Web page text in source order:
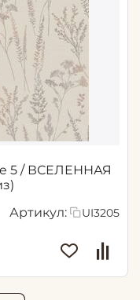
5 / ВСЕЛЕННАЯ
Артикул: UI3205